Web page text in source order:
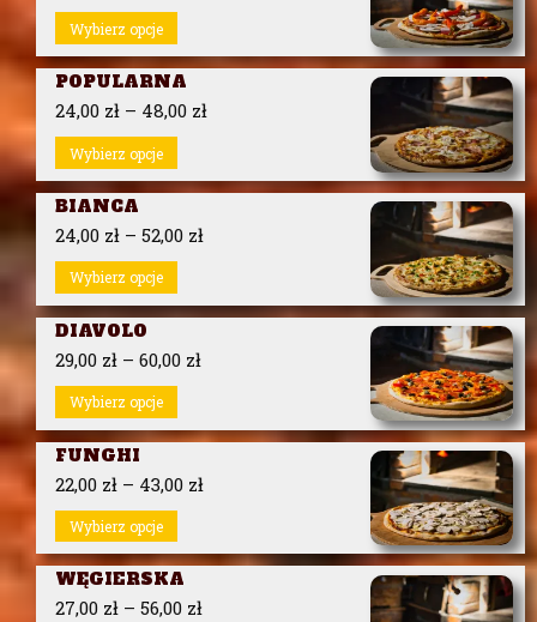
Wybierz opcje
POPULARNA
24,00 zł – 48,00 zł
Wybierz opcje
BIANCA
24,00 zł – 52,00 zł
Wybierz opcje
DIAVOLO
29,00 zł – 60,00 zł
Wybierz opcje
FUNGHI
22,00 zł – 43,00 zł
Wybierz opcje
WĘGIERSKA
27,00 zł – 56,00 zł